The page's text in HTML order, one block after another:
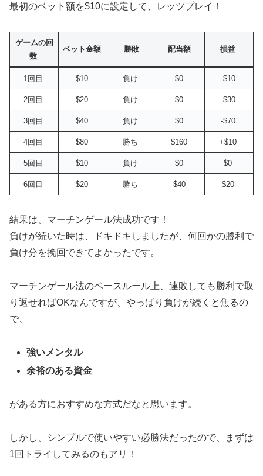
最初のベット額を$10に設定して、レッツプレイ！
ゲームの回
数
ベット金額 勝敗 配当額 損益
1回目 $10 負け $0 -$10
2回目 $20 負け $0 -$30
3回目 $40 負け $0 -$70
4回目 $80 勝ち $160 +$10
5回目 $10 負け $0 $0
6回目 $20 勝ち $40 $20
結果は、マーチンゲール法成功です！
負けが続いた時は、ドキドキしましたが、何回かの勝利で
負け分を挽回できてよかったです。
マーチンゲール法のベースルール上、連敗しても勝利で取
り返せればOKなんですが、やっぱり負けが続くと焦るの
で、
強いメンタル
余裕のある資金
がある方におすすめな方式だなと思います。
しかし、シンプルで使いやすい必勝法だったので、まずは
1回トライしてみるのもアリ！